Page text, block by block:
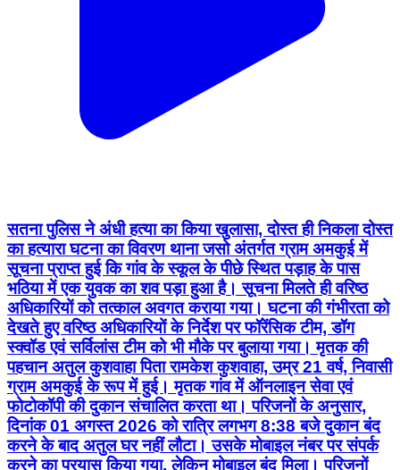
सतना पुलिस ने अंधी हत्या का किया खुलासा, दोस्त ही निकला दोस्त
का हत्यारा घटना का विवरण थाना जसो अंतर्गत ग्राम अमकुई में
सूचना प्राप्त हुई कि गांव के स्कूल के पीछे स्थित पड़ाह के पास
भठिया में एक युवक का शव पड़ा हुआ है। सूचना मिलते ही वरिष्ठ
अधिकारियों को तत्काल अवगत कराया गया। घटना की गंभीरता को
देखते हुए वरिष्ठ अधिकारियों के निर्देश पर फॉरेंसिक टीम, डॉग
स्क्वॉड एवं सर्विलांस टीम को भी मौके पर बुलाया गया। मृतक की
पहचान अतुल कुशवाहा पिता रामकेश कुशवाहा, उम्र 21 वर्ष, निवासी
ग्राम अमकुई के रूप में हुई। मृतक गांव में ऑनलाइन सेवा एवं
फोटोकॉपी की दुकान संचालित करता था। परिजनों के अनुसार,
दिनांक 01 अगस्त 2026 को रात्रि लगभग 8:38 बजे दुकान बंद
करने के बाद अतुल घर नहीं लौटा। उसके मोबाइल नंबर पर संपर्क
करने का प्रयास किया गया, लेकिन मोबाइल बंद मिला। परिजनों